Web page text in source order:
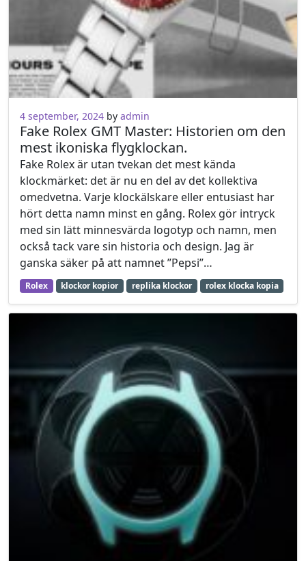
4 september, 2024 by admin
Fake Rolex GMT Master: Historien om den
mest ikoniska flygklockan.
Fake Rolex är utan tvekan det mest kända
klockmärket: det är nu en del av det kollektiva
omedvetna. Varje klockälskare eller entusiast har
hört detta namn minst en gång. Rolex gör intryck
med sin lätt minnesvärda logotyp och namn, men
också tack vare sin historia och design. Jag är
ganska säker på att namnet ”Pepsi”…
Rolex klockor kopior replika klockor rolex klocka kopia